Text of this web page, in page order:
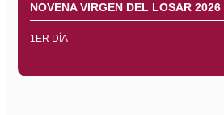
NOVENA VIRGEN DEL LOSAR 2026
1ER DÍA